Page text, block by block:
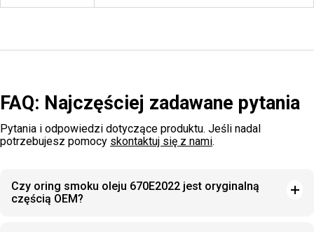
FAQ: Najczęściej zadawane pytania
Pytania i odpowiedzi dotyczące produktu. Jeśli nadal
potrzebujesz pomocy skontaktuj się z nami.
Czy oring smoku oleju 670E2022 jest oryginalną
częścią OEM?